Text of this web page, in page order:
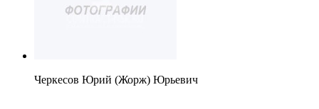
Черкесов Юрий (Жорж) Юрьевич